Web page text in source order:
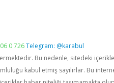
0 726Telegram: @karabul
Bu nedenle, sitedeki
kabul etmiş sayılırlar. Bu